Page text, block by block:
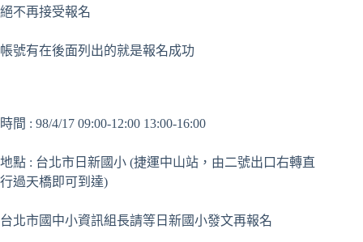
絕不再接受報名
帳號有在後面列出的就是報名成功
時間 : 98/4/17 09:00-12:00 13:00-16:00
地點 : 台北市日新國小 (捷運中山站，由二號出口右轉直
行過天橋即可到達)
台北市國中小資訊組長請等日新國小發文再報名